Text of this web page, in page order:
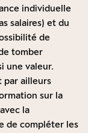
individuelle
salaires) et du
de
tomber
une valeur.
par ailleurs
sur la
la
de compléter les